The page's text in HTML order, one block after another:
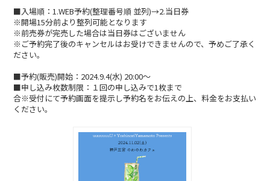
CONTACT
■入場順：1.WEB予約(整理番号順 並列)→2.当日券
※開場15分前より整列可能となります
※前売券が完売した場合は当日券はございません
※ご予約完了後のキャンセルはお受けできませんので、予めご了承く
ださい。
■予約(販売)開始：2024.9.4(水) 20:00〜
■申し込み枚数制限：１回の申し込みで1枚まで
合※受付にて予約画面を提示し予約名をお伝えの上、料金をお支払い
ください。